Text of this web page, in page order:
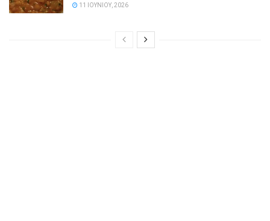
11 ΙΟΥΝΊΟΥ, 2026